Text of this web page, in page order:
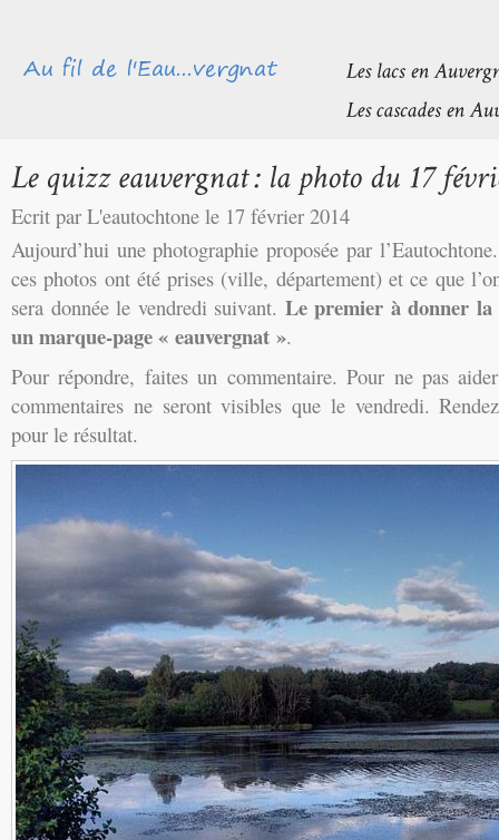
Ecrit par L'eautochtone le 17 février 2014
Aujourd’hui une photographie proposée par
ces photos ont été prises (ville, département) et ce que
sera donnée le vendredi suivant. Le premier à donner la
un marque-page « eauvergnat ».
Pour répondre, faites un commentaire. Pour ne pas
commentaires ne seront visibles que le vendredi.
pour le résultat.